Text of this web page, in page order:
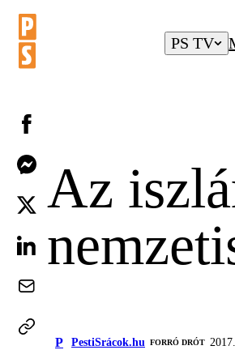
PS TV
Az
P PestiSrácok.hu FORRÓ DRÓT